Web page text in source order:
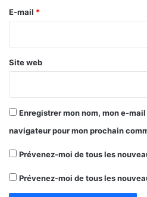
e
E-mail *
Site web
Enregistrer mon nom, mon e-
navigateur pour mon prochain
Prévenez-moi de tous les
Prévenez-moi de tous les